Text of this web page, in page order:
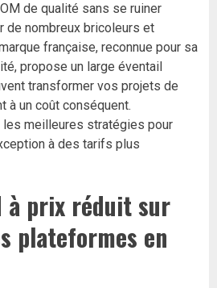
de qualité sans se ruiner
de nombreux bricoleurs et
française, reconnue pour sa
propose un large éventail
transformer vos projets de
à un coût conséquent.
les meilleures stratégies pour
à des tarifs plus
à prix réduit sur
plateformes en